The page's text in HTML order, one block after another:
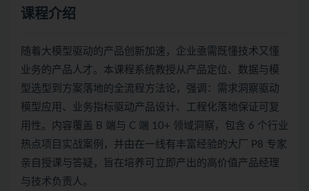
课程介绍
随着大模型驱动的产品创新加速，企业亟需既懂技术又懂
业务的产品人才。本课程系统教授从产品定位、数据与模
型选型到方案落地的全流程方法论，强调：需求洞察驱动
模型应用、业务指标驱动产品设计、工程化落地保证可复
用性。内容覆盖 B 端与 C 端 10+ 领域洞察，包含 6 个行业
热点项目实战案例，并由在一线有丰富经验的大厂 P8 专家
亲自授课与答疑，旨在培养可立即产出的高价值产品经理
与技术负责人。